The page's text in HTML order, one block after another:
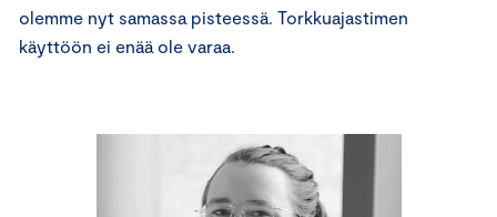
olemme nyt samassa pisteessä. Torkkuajastimen
käyttöön ei enää ole varaa.